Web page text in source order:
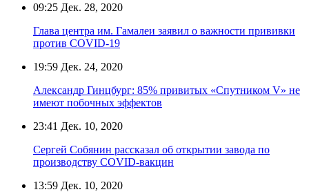
09:25 Дек. 28, 2020
Глава центра им. Гамалеи заявил о важности прививки
против COVID-19
19:59 Дек. 24, 2020
Александр Гинцбург: 85% привитых «Спутником V» не
имеют побочных эффектов
23:41 Дек. 10, 2020
Сергей Собянин рассказал об открытии завода по
производству COVID-вакцин
13:59 Дек. 10, 2020